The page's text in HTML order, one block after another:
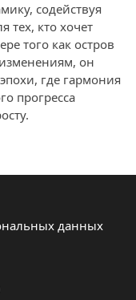
содействуя
тех, кто хочет
того как остров
он
где гармония
прогресса
данных